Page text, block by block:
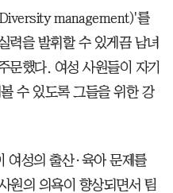
management)'를
력을 발휘할 수 있게끔 남녀
문했다. 여성 사원들이 자기
수 있도록 그들을 위한 강
여성의 출산·육아 문제를
원의 의욕이 향상되면서 팀